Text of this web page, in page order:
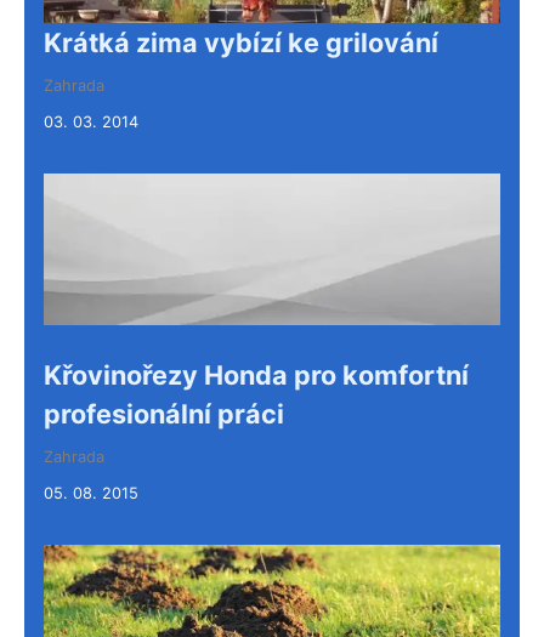
Krátká zima vybízí ke grilování
Zahrada
03. 03. 2014
Křovinořezy Honda pro komfortní
profesionální práci
Zahrada
05. 08. 2015